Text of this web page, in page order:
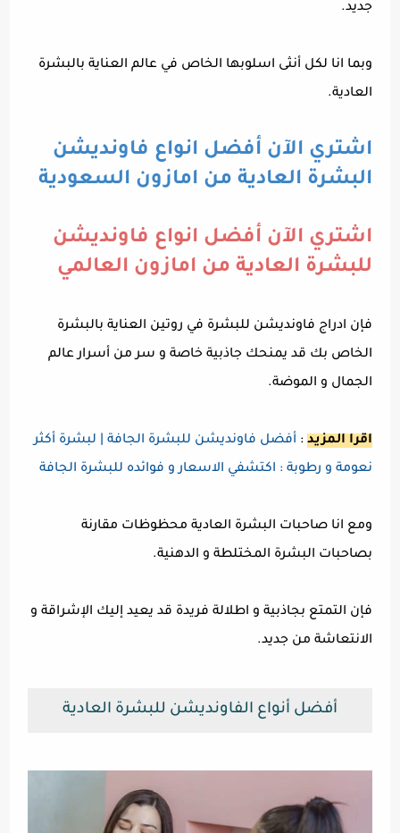
جديد.
وبما انا لكل أنثى اسلوبها الخاص في عالم العناية بالبشرة
العادية.
اشتري الآن أفضل انواع فاونديشن
البشرة العادية من امازون السعودية
اشتري الآن أفضل انواع فاونديشن
للبشرة العادية من امازون العالمي
فإن ادراج فاونديشن للبشرة في روتين العناية بالبشرة
الخاص بك قد يمنحك جاذبية خاصة و سر من أسرار عالم
الجمال و الموضة.
اقرا المزيد : أفضل فاونديشن للبشرة الجافة | لبشرة أكثر
نعومة و رطوبة : اكتشفي الاسعار و فوائده للبشرة الجافة
ومع انا صاحبات البشرة العادية محظوظات مقارنة
بصاحبات البشرة المختلطة و الدهنية.
فإن التمتع بجاذبية و اطلالة فريدة قد يعيد إليك الإشراقة و
الانتعاشة من جديد.
أفضل أنواع الفاونديشن للبشرة العادية